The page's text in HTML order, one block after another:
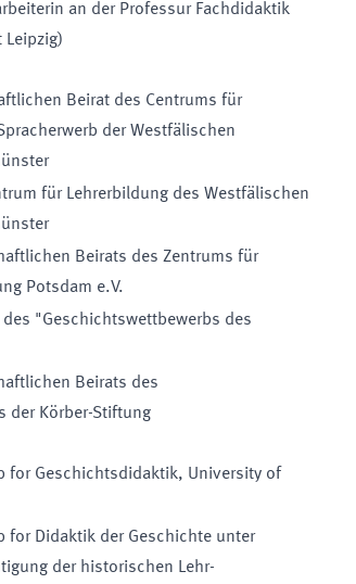
an der Professur Fachdidaktik
Leipzig)
Beirat des Centrums für
der Westfälischen
für Lehrerbildung des Westfälischen
Beirats des Zentrums für
Potsdam e.V.
"Geschichtswettbewerbs des
Beirats des
der Körber-Stiftung
for Geschichtsdidaktik, University of
for Didaktik der Geschichte unter
der historischen Lehr-